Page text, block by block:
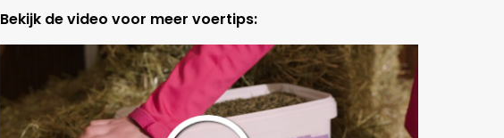
Bekijk de video voor meer voertips: